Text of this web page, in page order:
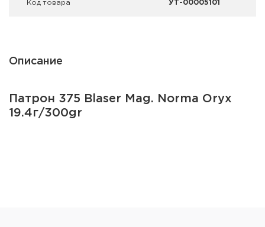
Код товара УТ-00005101
Описание
Патрон 375 Blaser Mag. Norma Oryx
19.4г/300gr